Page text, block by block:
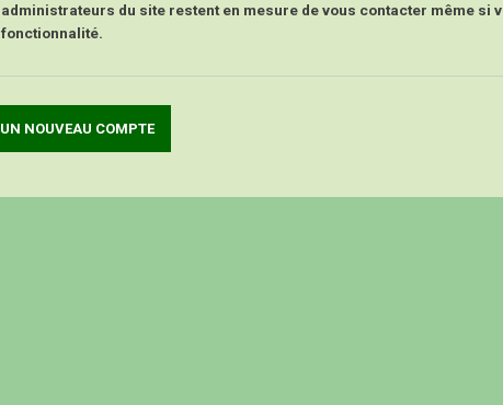
administrateurs du site restent en mesure de vous contacter même si
fonctionnalité.